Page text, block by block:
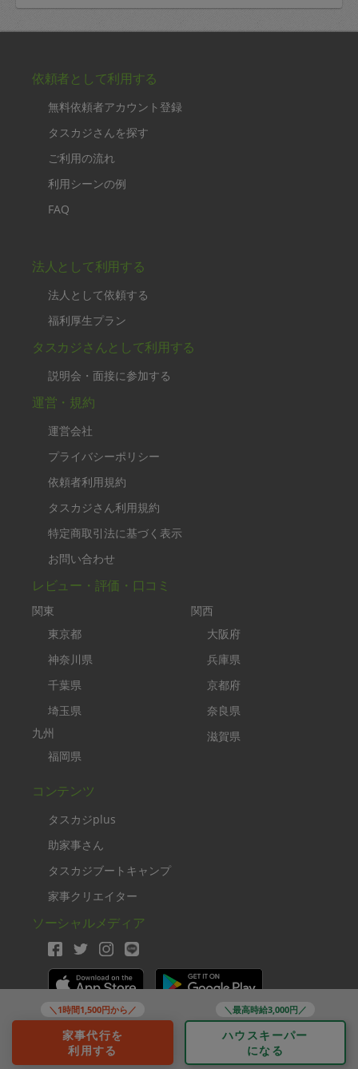
＼1時間1,500円から／
家事代行を
利用する
＼最高時給3,000円／
ハウスキーパー
になる
依頼者として利用する
無料依頼者アカウント登録
タスカジさんを探す
ご利用の流れ
利用シーンの例
FAQ
法人として利用する
法人として依頼する
福利厚生プラン
タスカジさんとして利用する
説明会・面接に参加する
運営・規約
運営会社
プライバシーポリシー
依頼者利用規約
タスカジさん利用規約
特定商取引法に基づく表示
お問い合わせ
レビュー・評価・口コミ
関東
東京都
神奈川県
千葉県
埼玉県
九州
福岡県
関西
大阪府
兵庫県
京都府
奈良県
滋賀県
コンテンツ
タスカジplus
助家事さん
タスカジブートキャンプ
家事クリエイター
ソーシャルメディア